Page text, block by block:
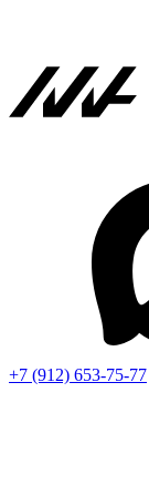
+7 (912) 653-75-77